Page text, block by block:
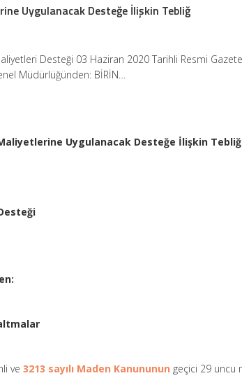
Uygulanacak Desteğe İlişkin Tebliğ
Desteği 03 Haziran 2020 Tarihli Resmi Gazete
Müdürlüğünden: BİRİN…
Uygulanacak Desteğe İlişkin Tebliğ
ve3213 sayılı Maden Kanununun geçici 29 uncu